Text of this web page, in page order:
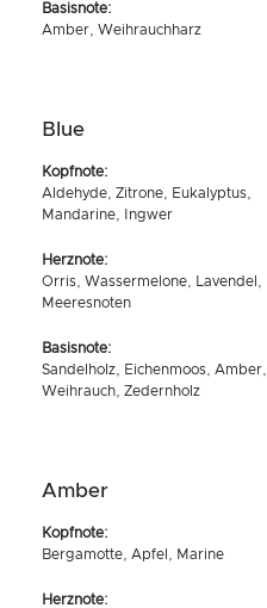
Basisnote:
Amber, Weihrauchharz
Blue
Kopfnote:
Aldehyde, Zitrone, Eukalyptus,
Mandarine, Ingwer
Herznote:
Orris, Wassermelone, Lavendel,
Meeresnoten
Basisnote:
Sandelholz, Eichenmoos, Amber,
Weihrauch, Zedernholz
Amber
Kopfnote:
Bergamotte, Apfel, Marine
Herznote: